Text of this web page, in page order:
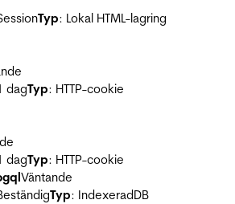
Typ: Lokal HTML-lagring
dagTyp: HTTP-cookie
dagTyp: HTTP-cookie
Väntande
Typ: IndexeradDB